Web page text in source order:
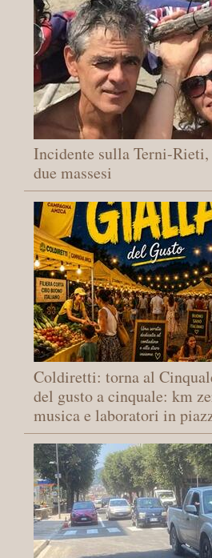
Incidente sulla Terni-
due massesi
Coldiretti: torna al
del gusto a cinquale: km
musica e laboratori in